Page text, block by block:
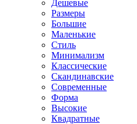
Дешевые
Размеры
Большие
Маленькие
Стиль
Минимализм
Классические
Скандинавские
Современные
Форма
Высокие
Квадратные